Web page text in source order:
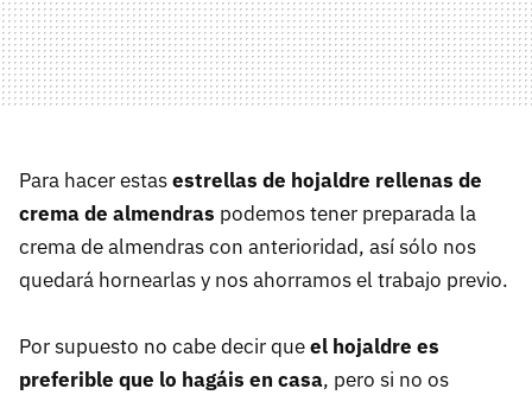
Para hacer estasestrellas de hojaldre rellenas de
crema de almendras podemos tener preparada la
crema de almendras con anterioridad, así sólo nos
quedará hornearlas y nos ahorramos el trabajo previo.
Por supuesto no cabe decir queel hojaldre es
preferible que lo hagáis en casa, pero si no os